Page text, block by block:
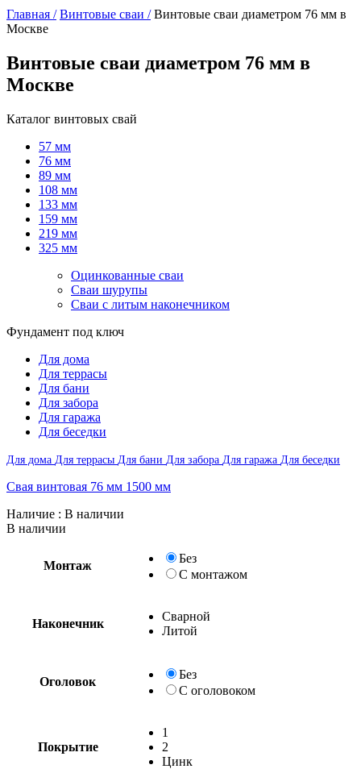
Главная / Винтовые сваи /Винтовые сваи диаметром 76 мм в
Москве
Винтовые сваи диаметром 76 мм в
Москве
Каталог винтовых свай
57 мм
76 мм
89 мм
108 мм
133 мм
159 мм
219 мм
325 мм
Оцинкованные сваи
Сваи шурупы
Сваи с литым наконечником
Фундамент под ключ
Для дома
Для террасы
Для бани
Для забора
Для гаража
Для беседки
Для дома Для террасы Для бани Для забора Для гаража Для беседки
Свая винтовая 76 мм 1500 мм
Наличие : В наличии
В наличии
Монтаж
Без
С монтажом
Наконечник
Сварной
Без
С
Покрытие
1
2
Цинк